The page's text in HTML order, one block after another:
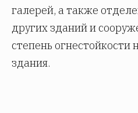
галерей, а также
других зданий и
степень огнестойкости
здания.